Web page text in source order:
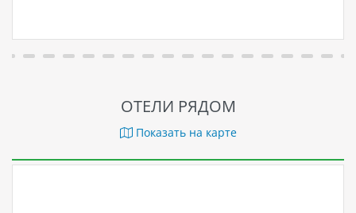
ОТЕЛИ РЯДОМ
Показать на карте